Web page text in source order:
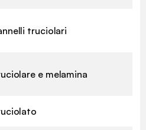
truciolari
e melamina